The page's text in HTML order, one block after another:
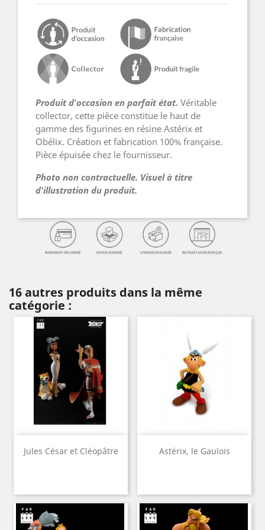
Produit d'occasion en parfait état. Véritable
collector, cette pièce constitue le haut de
gamme des figurines en résine Astérix et
Obélix. Création et fabrication 100% française.
Pièce épuisée chez le fournisseur.
Photo non contractuelle. Visuel à titre
d'illustration du produit.
16 autres produits dans la même
catégorie :
Jules César et Cléopâtre Astérix, le Gaulois